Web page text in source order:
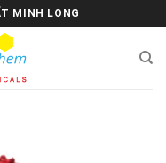
MINH LONG